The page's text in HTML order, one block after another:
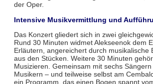
der Oper.
Intensive Musikvermittlung und
Das Konzert gliedert sich in zwei
Rund 30 Minuten widmet Alekseenok dem
Erläutern, angereichert durch musikalische
aus den Stücken. Weitere 30 Minuten
Musizieren. Gemeinsam mit sechs
Musikern – und teilweise selbst am
ein Programm, das einen Bogen spannt